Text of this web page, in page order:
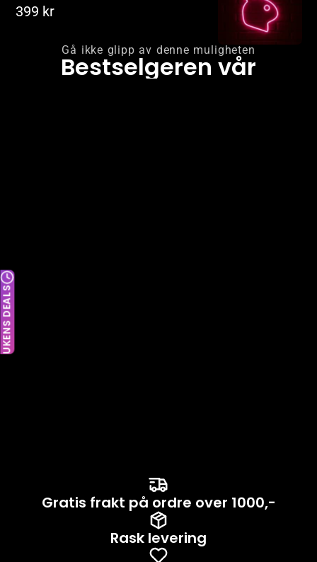
UKENS DEALS
Pris
399 kr
Gå ikke glipp av denne muligheten
Bestselgeren vår
Gratis frakt på ordre over 1000,-
Rask levering